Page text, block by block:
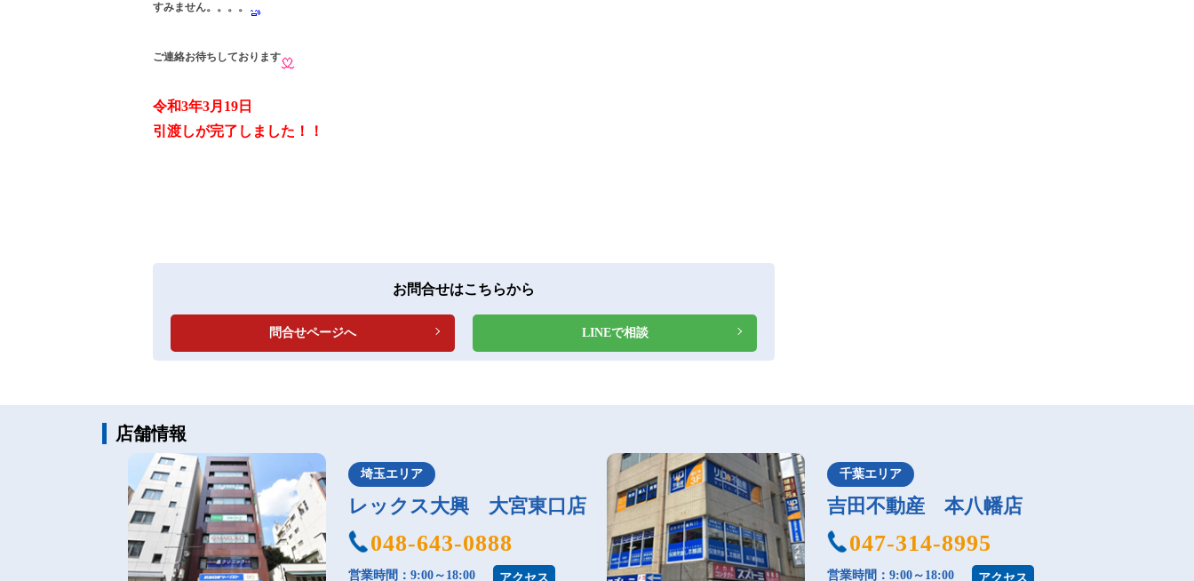
すみません。。。。
ご連絡お待ちしております
令和3年3月19日
引渡しが完了しました！！
お問合せはこちらから
問合せページへ LINEで相談
店舗情報
埼玉エリア
レックス大興 大宮東口店
048-643-0888
営業時間：9:00～18:00 アクセス
千葉エリア
吉田不動産 本八幡店
047-314-8995
営業時間：9:00～18:00 アクセス